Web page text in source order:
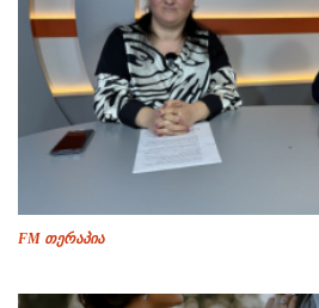
FM თერაპია